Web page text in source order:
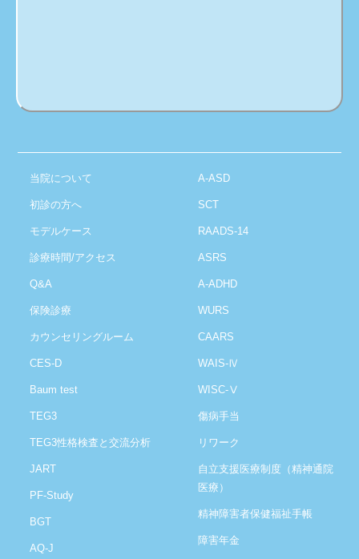
当院について
初診の方へ
モデルケース
診療時間/アクセス
Q&A
保険診療
カウンセリングルーム
CES-D
Baum test
TEG3
TEG3性格検査と交流分析
JART
PF-Study
BGT
AQ-J
A-ASD
SCT
RAADS-14
ASRS
A-ADHD
WURS
CAARS
WAIS-Ⅳ
WISC-Ⅴ
傷病手当
リワーク
自立支援医療制度（精神通院
医療）
精神障害者保健福祉手帳
障害年金